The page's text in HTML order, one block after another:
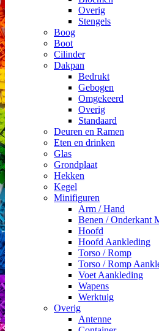
Overig
Stengels
Boog
Boot
Cilinder
Dakpan
Bedrukt
Gebogen
Omgekeerd
Overig
Standaard
Deuren en Ramen
Eten en drinken
Glas
Grondplaat
Hekken
Kegel
Minifiguren
Arm / Hand
Benen / Onderkant
Hoofd
Hoofd Aankleding
Torso / Romp
Torso / Romp
Voet Aankleding
Wapens
Werktuig
Overig
Antenne